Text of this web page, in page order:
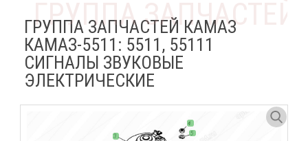
ГРУППА ЗАПЧАСТЕЙ КАМАЗ
КАМАЗ-5511: 5511, 55111
СИГНАЛЫ ЗВУКОВЫЕ
ЭЛЕКТРИЧЕСКИЕ